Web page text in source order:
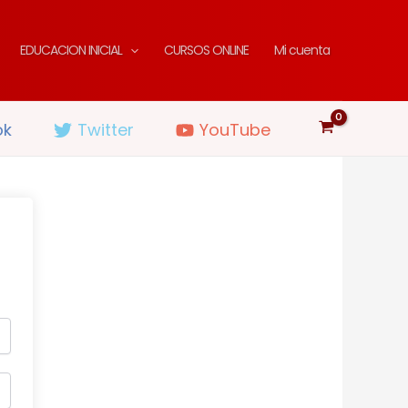
EDUCACION INICIAL CURSOS ONLINE Mi cuenta
Twitter YouTube